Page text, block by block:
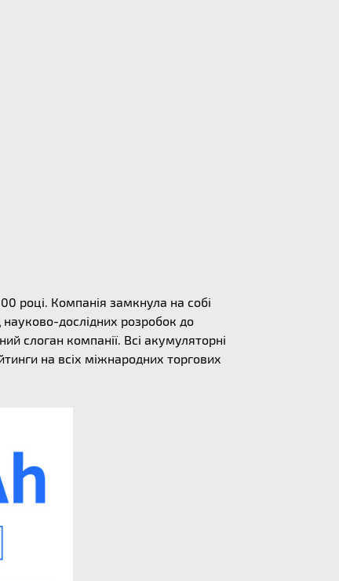
році. Компанія замкнула на собі
науково-дослідних розробок до
слоган компанії. Всі акумуляторні
на всіх міжнародних торгових